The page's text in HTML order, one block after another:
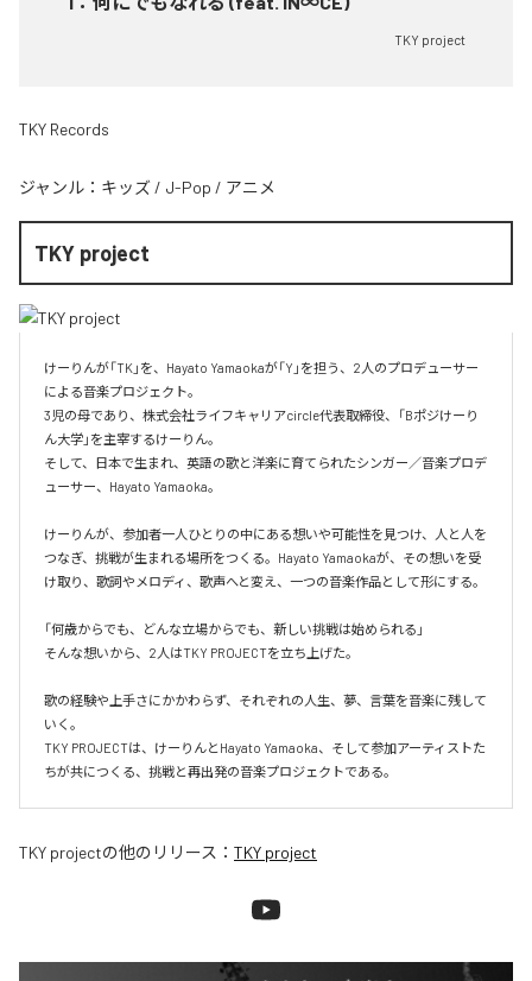
TKY project
TKY Records
ジャンル： キッズ / J-Pop / アニメ
TKY project
けーりんが「TK」を、Hayato Yamaokaが「Y」を担う、2人のプロデューサー
による音楽プロジェクト。
3児の母であり、株式会社ライフキャリアcircle代表取締役、「Bポジけーり
ん大学」を主宰するけーりん。
そして、日本で生まれ、英語の歌と洋楽に育てられたシンガー／音楽プロデ
ューサー、Hayato Yamaoka。
けーりんが、参加者一人ひとりの中にある想いや可能性を見つけ、人と人を
つなぎ、挑戦が生まれる場所をつくる。Hayato Yamaokaが、その想いを受
け取り、歌詞やメロディ、歌声へと変え、一つの音楽作品として形にする。
「何歳からでも、どんな立場からでも、新しい挑戦は始められる」
そんな想いから、2人はTKY PROJECTを立ち上げた。
歌の経験や上手さにかかわらず、それぞれの人生、夢、言葉を音楽に残して
いく。
TKY PROJECTは、けーりんとHayato Yamaoka、そして参加アーティストた
ちが共につくる、挑戦と再出発の音楽プロジェクトである。
TKY projectの他のリリース： TKY project